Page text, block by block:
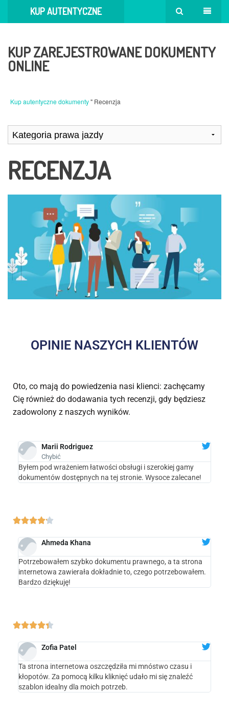
KUP AUTENTYCZNE
KUP ZAREJESTROWANE DOKUMENTY
ONLINE
Kup autentyczne dokumenty" Recenzja
RECENZJA
OPINIE NASZYCH KLIENTÓW
Oto, co mają do powiedzenia nasi klienci: zachęcamy
Cię również do dodawania tych recenzji, gdy będziesz
zadowolony z naszych wyników.
Marii Rodriguez
Chybić
Byłem pod wrażeniem łatwości obsługi i szerokiej gamy
dokumentów dostępnych na tej stronie. Wysoce zalecane!

Ahmeda Khana
Potrzebowałem szybko dokumentu prawnego, a ta strona
internetowa zawierała dokładnie to, czego potrzebowałem.
Bardzo dziękuję!

Zofia Patel
Ta strona internetowa oszczędziła mi mnóstwo czasu i
kłopotów. Za pomocą kilku kliknięć udało mi się znaleźć
szablon idealny dla moich potrzeb.